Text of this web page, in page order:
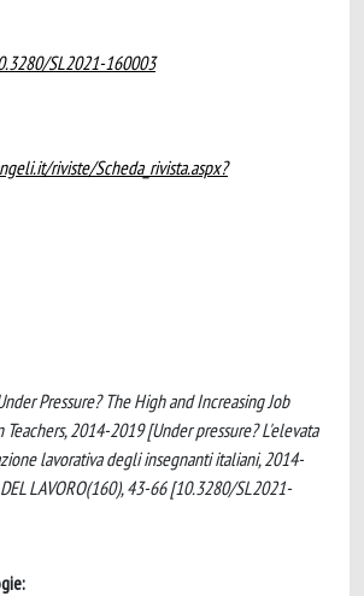
SL2021-160003
riviste/Scheda_rivista.aspx?
Pressure? The High and Increasing Job
2014-2019 [Under pressure? L'elevata
lavorativa degli insegnanti italiani, 2014-
LAVORO(160), 43-66 [10.3280/SL2021-